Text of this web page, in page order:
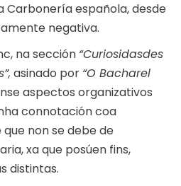
Carbonería española, desde
negativa.
na sección “Curiosidasdes
asinado por “O Bacharel
aspectos organizativos
connotación coa
non se debe de
xa que posúen fins,
distintas.